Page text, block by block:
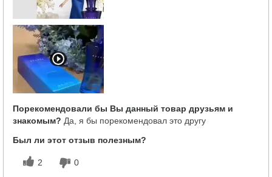
Порекомендовали бы Вы данный товар друзьям и
знакомым? Да, я бы порекомендовал это другу
Был ли этот отзыв полезным?
2 0